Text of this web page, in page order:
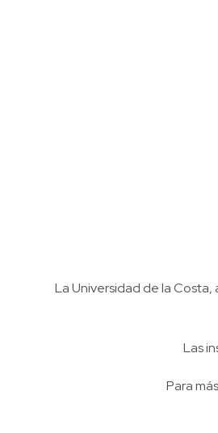
La Universidad de la
Las
Para